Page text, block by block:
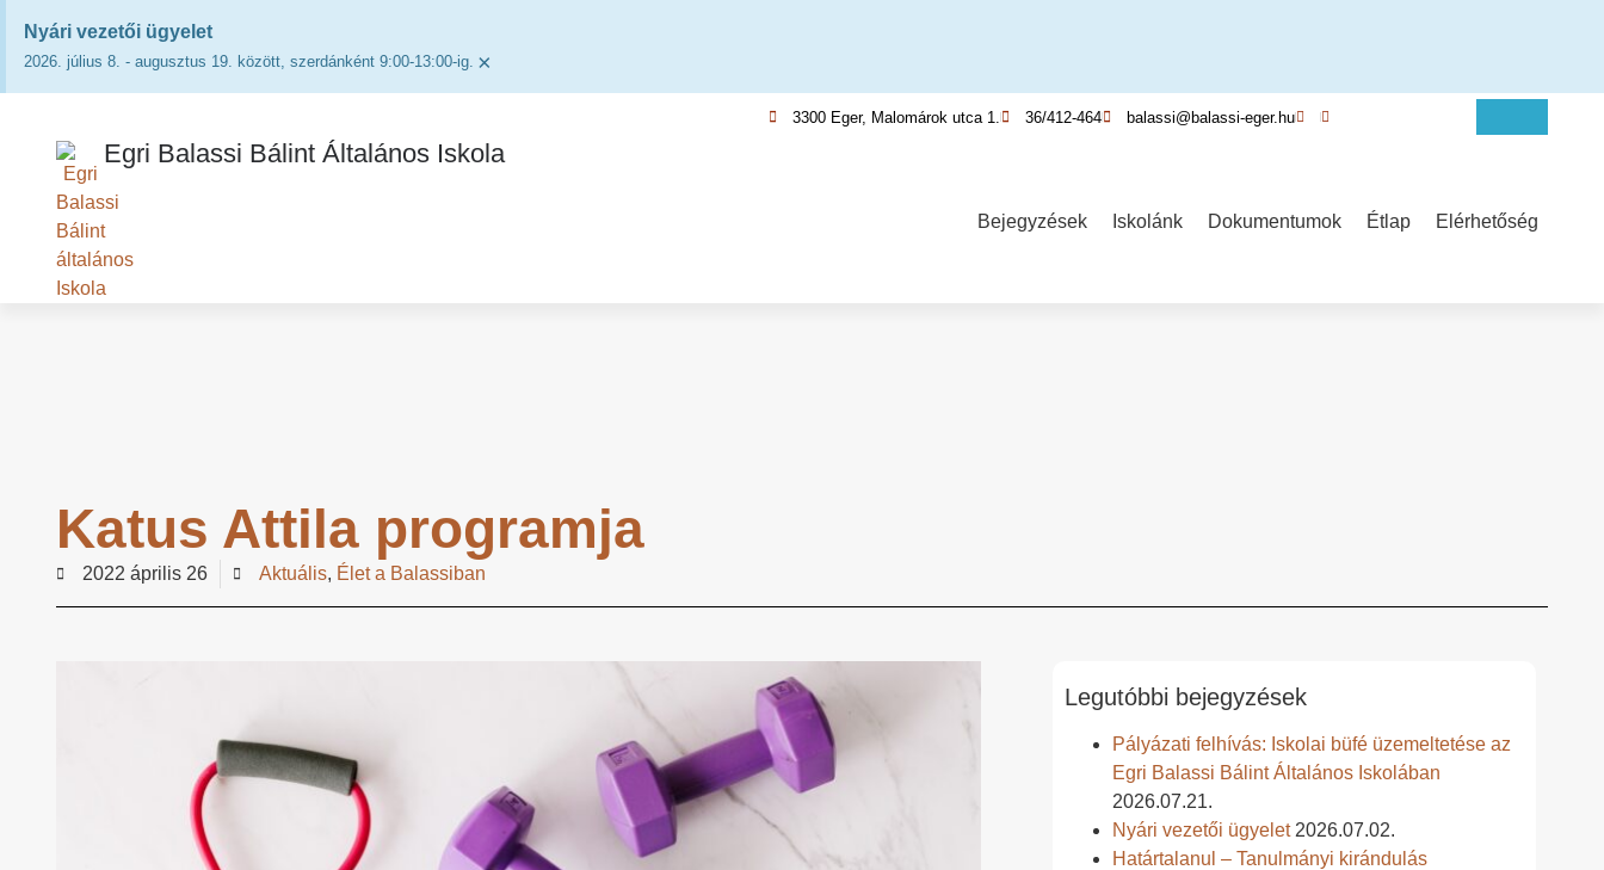
Nyári vezetői ügyelet
2026. július 8. - augusztus 19. között, szerdánként 9:00-13:00-ig. ×
3300 Eger, Malomárok utca 1. 36/412-464 balassi@balassi-eger.hu
Egri Balassi Bálint Általános Iskola
Bejegyzések Iskolánk Dokumentumok Étlap Elérhetőség
Katus Attila programja
2022 április 26 Aktuális, Élet a Balassiban
Legutóbbi bejegyzések
Pályázati felhívás: Iskolai büfé üzemeltetése az
Egri Balassi Bálint Általános Iskolában
2026.07.21.
Nyári vezetői ügyelet 2026.07.02.
Határtalanul – Tanulmányi kirándulás